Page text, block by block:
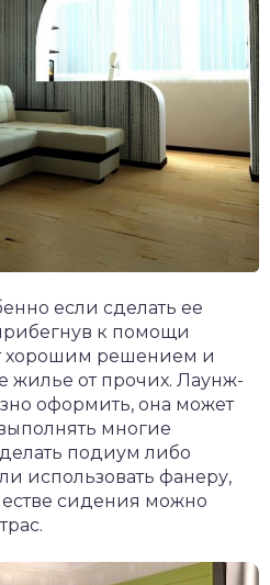
если сделать ее
к помощи
хорошим решением и
жилье от прочих. Лаунж-
оформить, она может
многие
подиум либо
использовать фанеру,
сидения можно